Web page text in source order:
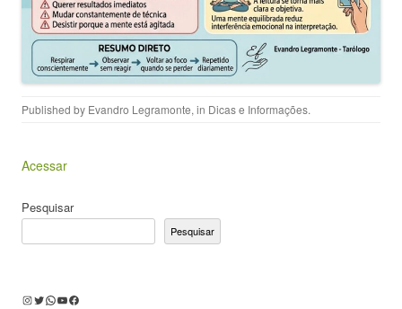
Published by Evandro Legramonte, in Dicas e Informações.
Acessar
Pesquisar
Pesquisar
Instagram
Twitter
WhatsApp
Youtube
Facebook